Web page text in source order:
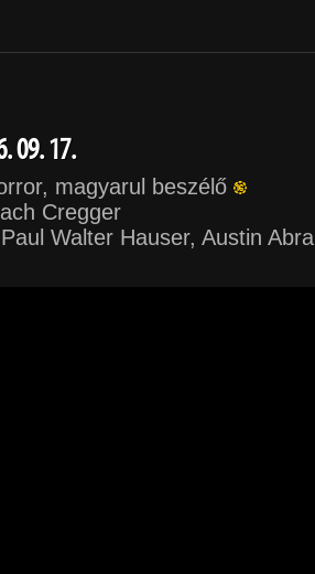
09. 17.
magyarul beszélő
Cregger
Walter Hauser, Austin